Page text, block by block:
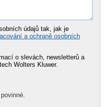
údajů tak, jak je
a ochraně osobních
o slevách, newsletterů a
Wolters Kluwer.